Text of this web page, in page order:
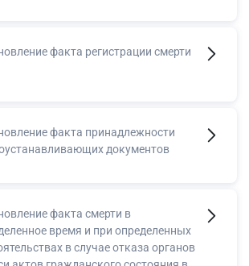
факта регистрации смерти
факта принадлежности
документов
факта смерти в
время и при определенных
в случае отказа органов